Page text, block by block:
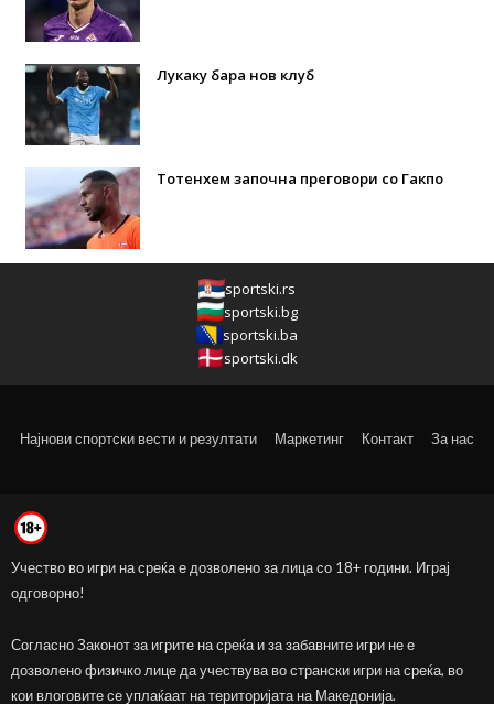
Лукаку бара нов клуб
Тотенхем започна преговори со Гакпо
sportski.rs
sportski.bg
sportski.ba
sportski.dk
Најнови спортски вести и резултати Маркетинг Контакт За нас
Учество во игри на среќа е дозволено за лица со 18+ години. Играј
одговорно!
Согласно Законот за игрите на среќа и за забавните игри не е
дозволено физичко лице да учествува во странски игри на среќа, во
кои влоговите се уплаќаат на територијата на Македонија.